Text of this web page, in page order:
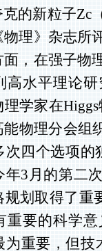
的新粒子Zc
理》杂志所
，在强子物
高水平理论
学家在
能物理分会组
次四个选项
年3月的第二
划取得了重
重要的科学意
为重要，但技